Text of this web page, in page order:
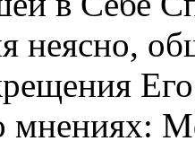
неясно,
мнениях: